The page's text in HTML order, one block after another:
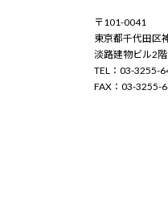
〒101-0041
東京都千代田区
淡路建物ビル2階
TEL：03-3255-
FAX：03-3255-